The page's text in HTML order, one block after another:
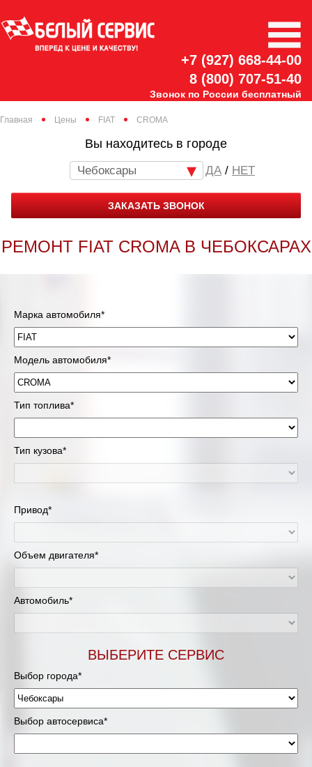
+7 (927) 668-44-00
8 (800) 707-51-40
Звонок по России бесплатный
Главная Цены FIAT CROMA
Вы находитесь в городе
Чебоксары / НЕТ
ЗАКАЗАТЬ ЗВОНОК
РЕМОНТ FIAT CROMA В ЧЕБОКСАРАХ
Марка автомобиля*
Модель автомобиля*
Тип топлива*
Тип кузова*
Привод*
Объем двигателя*
Автомобиль*
ВЫБЕРИТЕ СЕРВИС
Выбор города*
Выбор автосервиса*